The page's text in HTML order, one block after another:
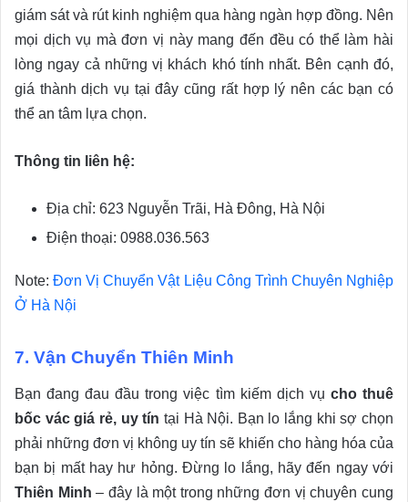
giám sát và rút kinh nghiệm qua hàng ngàn hợp đồng. Nên
mọi dịch vụ mà đơn vị này mang đến đều có thể làm hài
lòng ngay cả những vị khách khó tính nhất. Bên cạnh đó,
giá thành dịch vụ tại đây cũng rất hợp lý nên các bạn có
thể an tâm lựa chọn.
Thông tin liên hệ:
Địa chỉ: 623 Nguyễn Trãi, Hà Đông, Hà Nội
Điện thoại: 0988.036.563
Note:Đơn Vị Chuyển Vật Liệu Công Trình Chuyên Nghiệp
Ở Hà Nội
7. Vận Chuyển Thiên Minh
Bạn đang đau đầu trong việc tìm kiếm dịch vụ cho thuê
bốc vác giá rẻ, uy tín tại Hà Nội. Bạn lo lắng khi sợ chọn
phải những đơn vị không uy tín sẽ khiến cho hàng hóa của
bạn bị mất hay hư hỏng. Đừng lo lắng, hãy đến ngay với
Thiên Minh – đây là một trong những đơn vị chuyên cung